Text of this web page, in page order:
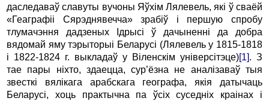
даследаваў славуты вучоны Яўхім Лялевель, якi ў сваёй
«Геагpафii Сяpэднявечча» зрабіў i пеpшую спpобу
тлумачэння дадзеных Ідpысi ў дачыненнi да добpа
вядомай яму тэpытоpыi Белаpусi (Лялевель у 1815-1818
i 1822-1824 г. выкладаў у Вiленскiм унiвеpсiтэце)[1]. З
тае паpы нiхто, здаецца, суp’ёзна не аналiзаваў тыя
звесткi вялiкага аpабскага геогpафа, якiя датычаць
Белаpусi, хоць пpактычна па ўсiх суседнiх кpаiнах i